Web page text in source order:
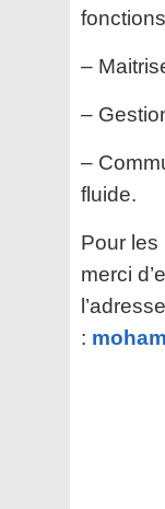
–
–
–
fluide.
Pour les
merci
: